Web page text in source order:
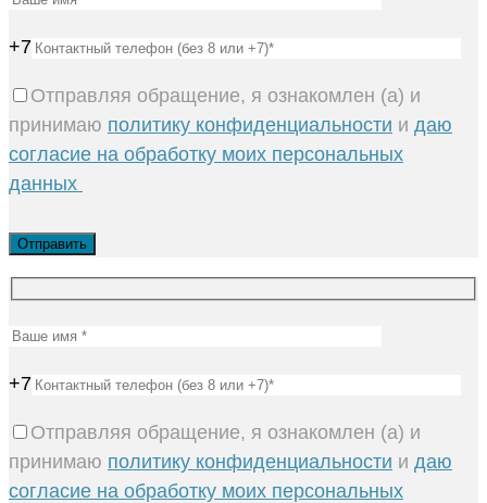
+7
Отправляя обращение, я ознакомлен (а) и
принимаю политику конфиденциальности и даю
согласие на обработку моих персональных
данных
+7
Отправляя обращение, я ознакомлен (а) и
принимаю политику конфиденциальности и даю
согласие на обработку моих персональных